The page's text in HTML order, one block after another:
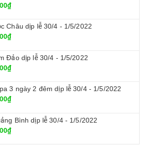
Châu dịp lễ 30/4 - 1/5/2022
Đảo dịp lễ 30/4 - 1/5/2022
3 ngày 2 đêm dịp lễ 30/4 - 1/5/2022
Bình dịp lễ 30/4 - 1/5/2022